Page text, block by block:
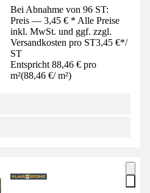
Bei Abnahme von 96 ST:
Preis — 3,45 € * Alle Preise
inkl. MwSt. und ggf. zzgl.
Versandkosten pro ST3,45 €*/
ST
Entspricht 88,46 € pro
m²(88,46 €/ m²)